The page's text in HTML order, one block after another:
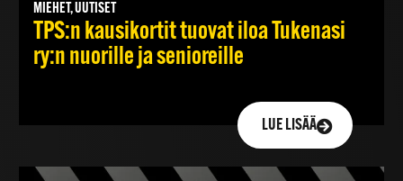
MIEHET, UUTISET
TPS:n kausikortit tuovat iloa Tukenasi
ry:n nuorille ja senioreille
LUE LISÄÄ